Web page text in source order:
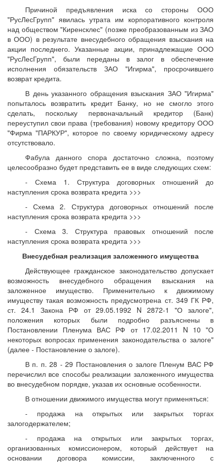
Причиной предъявления иска со стороны ООО
"РусЛесГрупп" явилась утрата им корпоративного контроля
над обществом "Киренсклес" (позже преобразованным из ЗАО
в ООО) в результате внесудебного обращения взыскания на
акции последнего. Указанные акции, принадлежащие ООО
"РусЛесГрупп", были переданы в залог в обеспечение
исполнения обязательств ЗАО "Игирма", просрочившего
возврат кредита.
В день указанного обращения взыскания ЗАО "Игирма"
попыталось возвратить кредит Банку, но не смогло этого
сделать, поскольку первоначальный кредитор (Банк)
переуступил свои права (требования) новому кредитору ООО
"Фирма "ПАРКУР", которое по своему юридическому адресу
отсутствовало.
Фабула данного спора достаточно сложна, поэтому
целесообразно будет представить ее в виде следующих схем:
- Схема 1. Структура договорных отношений до
наступления срока возврата кредита >>>
- Схема 2. Структура договорных отношений после
наступления срока возврата кредита >>>
- Схема 3. Структура правовых отношений после
наступления срока возврата кредита >>>
Внесудебная реализация заложенного имущества
Действующее гражданское законодательство допускает
возможность внесудебного обращения взыскания на
заложенное имущество. Применительно к движимому
имуществу такая возможность предусмотрена ст. 349 ГК РФ,
ст. 24.1 Закона РФ от 29.05.1992 N 2872-1 "О залоге",
положения которых были подробно разъяснены в
Постановлении Пленума ВАС РФ от 17.02.2011 N 10 "О
некоторых вопросах применения законодательства о залоге"
(далее - Постановление о залоге).
В п. п. 28 - 29 Постановления о залоге Пленум ВАС РФ
перечислил все способы реализации заложенного имущества
во внесудебном порядке, указав их основные особенности.
В отношении движимого имущества могут применяться:
- продажа на открытых или закрытых торгах
залогодержателем;
- продажа на открытых или закрытых торгах,
организованных комиссионером, который действует на
основании договора комиссии, заключенного с